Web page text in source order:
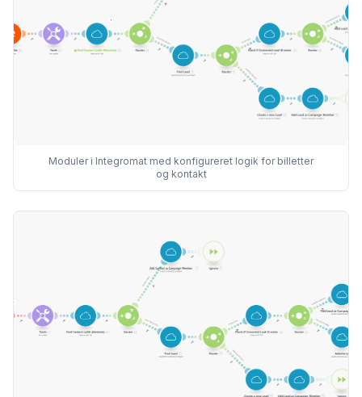
Moduler i Integromat med konfigureret logik for billetter
og kontakt